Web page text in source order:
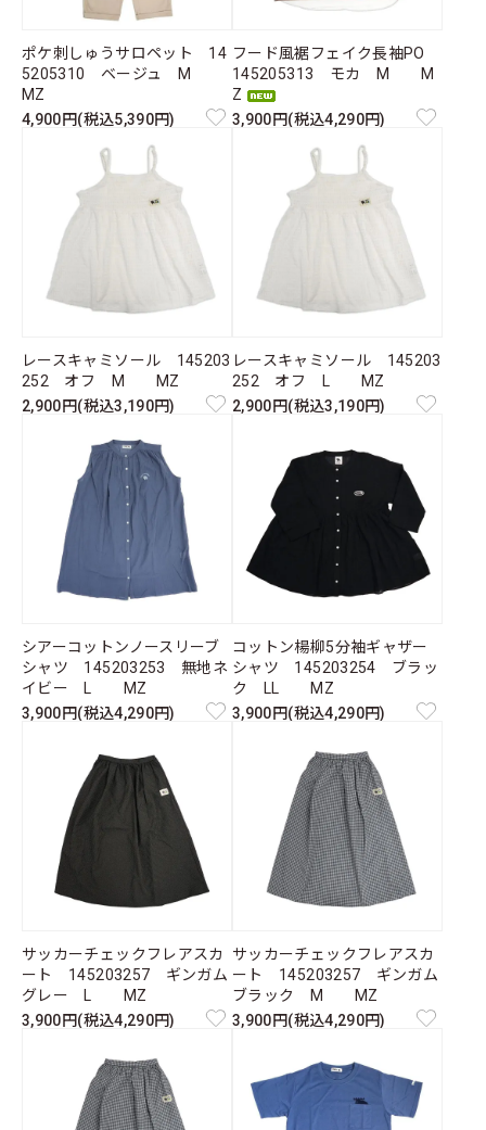
ポケ刺しゅうサロペット 14
5205310 ベージュ M
MZ
4,900円(税込5,390円)
フード風裾フェイク長袖PO
145205313 モカ M M
Z
3,900円(税込4,290円)
レースキャミソール 145203
252 オフ M MZ
2,900円(税込3,190円)
レースキャミソール 145203
252 オフ L MZ
2,900円(税込3,190円)
シアーコットンノースリーブ
シャツ 145203253 無地ネ
イビー L MZ
3,900円(税込4,290円)
コットン楊柳5分袖ギャザー
シャツ 145203254 ブラッ
ク LL MZ
3,900円(税込4,290円)
サッカーチェックフレアスカ
ート 145203257 ギンガム
グレー L MZ
3,900円(税込4,290円)
サッカーチェックフレアスカ
ート 145203257 ギンガム
ブラック M MZ
3,900円(税込4,290円)